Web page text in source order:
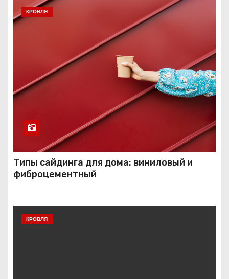
КРОВЛЯ
Типы сайдинга для дома: виниловый и
фиброцементный
КРОВЛЯ